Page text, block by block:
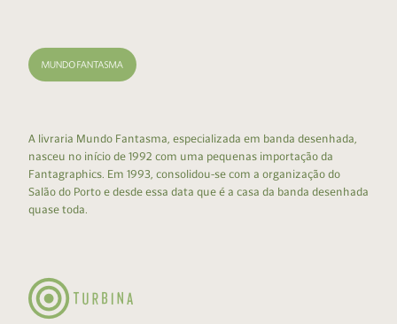
A livraria Mundo Fantasma, especializada em banda desenhada,
nasceu no início de 1992 com uma pequenas importação da
Fantagraphics. Em 1993, consolidou-se com a organização do
Salão do Porto e desde essa data que é a casa da banda desenhada
quase toda.